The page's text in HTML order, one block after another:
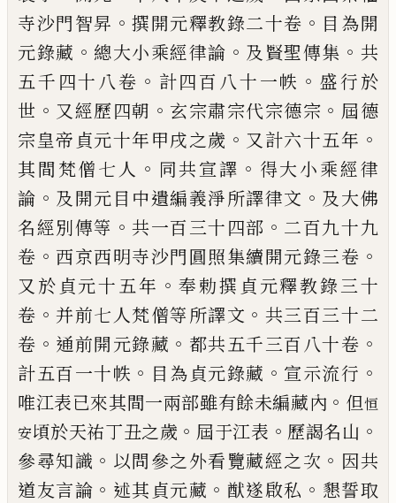
寺沙門智昇 。撰開元釋教錄二十卷 。 目為開
元錄藏 。 總大小乘經律論 。 及賢聖傳集 。 共
五千四十八卷 。 計四百八十一帙 。 盛行於
世 。 又經歷四朝 。 玄宗肅宗代宗德宗 。 屆德
宗皇帝貞元十年甲戌之歲 。 又計六十五年 。
其間梵僧七 人 。 同共宣譯 。 得大小乘經律
論 。 及開元目中遺編義淨所譯律文 。 及大佛
名經別傳等 。共一百三十四部 。 二百九十九
卷 。 西京西明寺沙門圓照集續開元錄三卷 。
又於貞元十五年 。奉勅撰貞元釋教錄三十
卷 。 并前七人梵僧等所譯文 。 共三百三十二
卷 。 通前開元錄藏 。 都共五千三百八十卷 。
計五百一十帙 。 目為貞元錄藏 。 宣示流行 。
唯江表已來其間一兩部雖有餘未編藏內 。 但恒
安頃於天祐丁丑之歲 。 屆于江表 。 歷謁名山 。
參尋知識 。 以問參之外看覽藏經之次 。 因共
道友言論 。 述其貞元藏 。 猷遂啟私 。 懇誓取